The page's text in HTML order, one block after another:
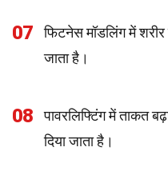
07
फिटनेस मॉडलिंग में
जाता है।
08
पावरलिफ्टिंग में ताकत
दिया जाता है।